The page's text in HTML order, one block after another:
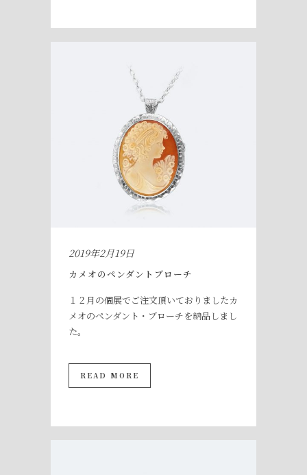
2019年2月19日
カメオのペンダントブローチ
１２月の個展でご注文頂いておりましたカ
メオのペンダント・ブローチを納品しまし
た。
READ MORE